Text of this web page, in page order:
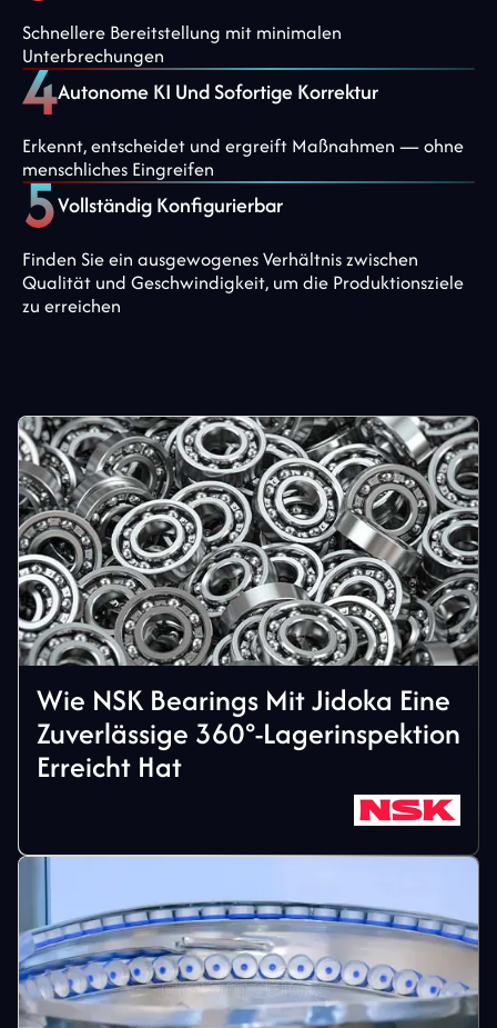
Schnellere Bereitstellung mit minimalen
Unterbrechungen
Autonome KI Und Sofortige Korrektur
Erkennt, entscheidet und ergreift Maßnahmen — ohne
menschliches Eingreifen
Vollständig Konfigurierbar
Finden Sie ein ausgewogenes Verhältnis zwischen
Qualität und Geschwindigkeit, um die Produktionsziele
zu erreichen
Wie NSK Bearings Mit Jidoka Eine
Zuverlässige 360°-Lagerinspektion
Erreicht Hat